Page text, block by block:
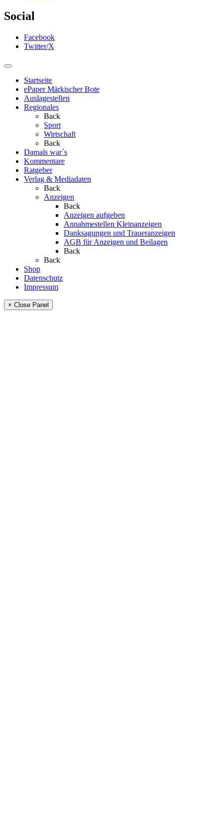
Social
Facebook
Twitter/X
Startseite
ePaper Märkischer Bote
Auslagestellen
Regionales
Back
Sport
Wirtschaft
Back
Damals war´s
Kommentare
Ratgeber
Verlag & Mediadaten
Back
Anzeigen
Back
Anzeigen aufgeben
Annahmestellen Kleinanzeigen
Danksagungen und Traueranzeigen
AGB für Anzeigen und Beilagen
Back
Back
Shop
Datenschutz
Impressum
× Close Panel